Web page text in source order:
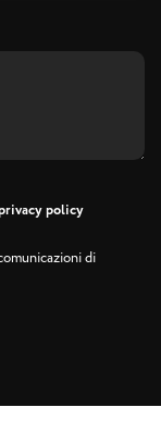
policy
di